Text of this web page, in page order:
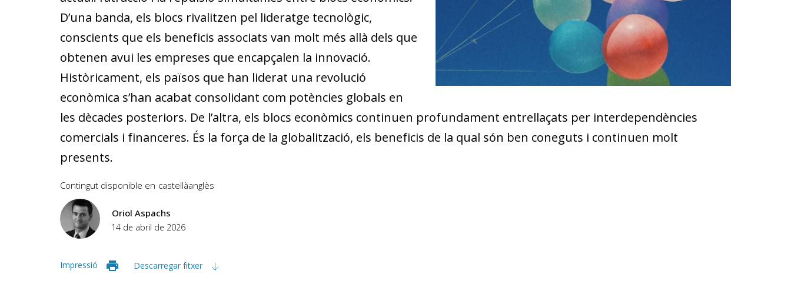
D’una banda, els blocs rivalitzen pel lideratge tecnològic,
conscients que els beneficis asso­ciats van molt més allà dels que
obtenen avui les empreses que encapçalen la innovació.
Històricament, els països que han liderat una revolució
econòmica s’han acabat consolidant com potències globals en
les dècades posteriors. De l’altra, els blocs econòmics continuen profundament entrellaçats per interdependències
comercials i financeres. És la força de la globalització, els beneficis de la qual són ben coneguts i continuen molt
presents.
Contingut disponible en castellàanglès
Oriol Aspachs
14 de abril de 2026
Impressió Descarregar fitxer